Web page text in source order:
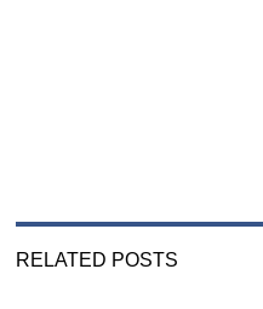
RELATED POSTS